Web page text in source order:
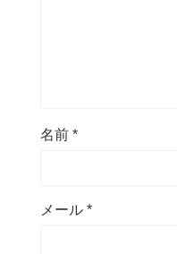
名前 *
メール *